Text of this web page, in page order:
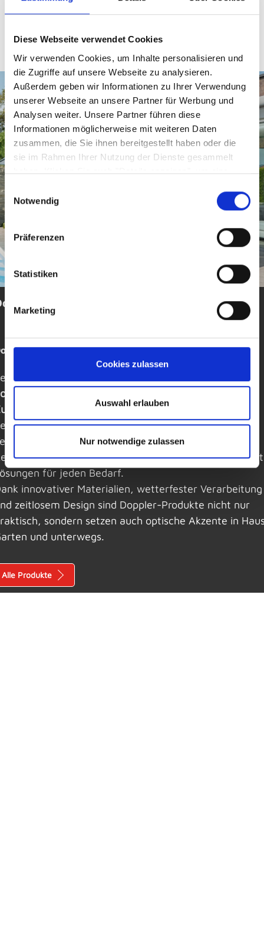
Diese Webseite verwendet Cookies
Wir verwenden Cookies, um Inhalte personalisieren und
die Zugriffe auf unsere Webseite zu analysieren.
Außerdem geben wir Informationen zu Ihrer Verwendung
unserer Webseite an unsere Partner für Werbung und
Analysen weiter. Unsere Partner führen diese
Informationen möglicherweise mit weiteren Daten
zusammen, die Sie ihnen bereitgestellt haben oder die
sie im Rahmen Ihrer Nutzung der Dienste gesammelt
haben. Klicken Sie auch "Details anzeigen", um eine
Information dazu und die Möglichkeit, Ihre Auswahl im
Einwilligungsauswahl
Notwendig
Präferenzen
Statistiken
Marketing
Cookies zulassen
Auswahl erlauben
Nur notwendige zulassen
- Qualitätsschirme seit Generationen
über
, die Funktionalität, Design und Langlebigkeit
vereinen. Ob stilvoller Sonnenschutz auf der
robuster Marktschirm oder kompakter
für unterwegs – Doppler bietet
für jeden Bedarf.
innovativer Materialien, wetterfester Verarbeitung
zeitlosem Design sind Doppler-Produkte nicht nur
sondern setzen auch optische Akzente in
und unterwegs.
Alle Produkte